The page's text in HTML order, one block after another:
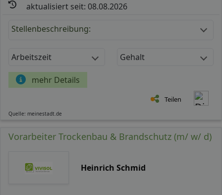
aktualisiert seit: 08.08.2026
Stellenbeschreibung:
Arbeitszeit Gehalt
mehr Details
Teilen
Quelle: meinestadt.de
Vorarbeiter Trockenbau & Brandschutz (m/ w/ d)
Heinrich Schmid